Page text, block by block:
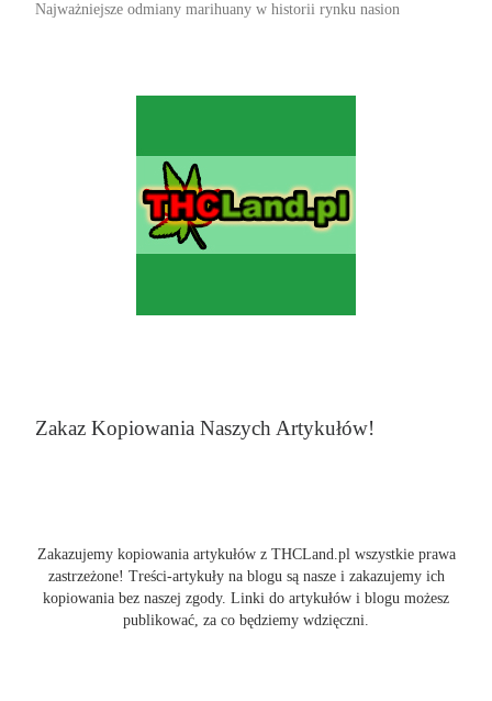
Najważniejsze odmiany marihuany w historii rynku nasion
Zakaz Kopiowania Naszych Artykułów!
Zakazujemy kopiowania artykułów z THCLand.pl wszystkie prawa
zastrzeżone! Treści-artykuły na blogu są nasze i zakazujemy ich
kopiowania bez naszej zgody. Linki do artykułów i blogu możesz
publikować, za co będziemy wdzięczni.